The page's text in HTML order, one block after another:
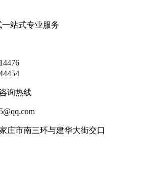
一站式专业服务
询热线
庄市南三环与建华大街交口